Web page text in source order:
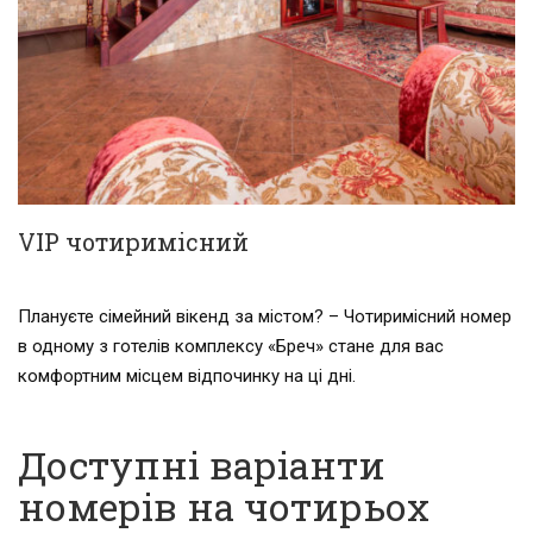
VIP чотиримісний
Плануєте сімейний вікенд за містом? – Чотиримісний номер
в одному з готелів комплексу «Бреч» стане для вас
комфортним місцем відпочинку на ці дні.
Доступні варіанти
номерів на чотирьох